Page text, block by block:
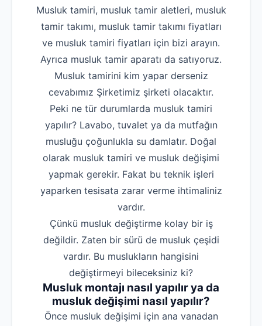
Musluk tamiri, musluk tamir aletleri, musluk
tamir takımı, musluk tamir takımı fiyatları
ve musluk tamiri fiyatları için bizi arayın.
Ayrıca musluk tamir aparatı da satıyoruz.
Musluk tamirini kim yapar derseniz
cevabımız Şirketimiz şirketi olacaktır.
Peki ne tür durumlarda musluk tamiri
yapılır? Lavabo, tuvalet ya da mutfağın
musluğu çoğunlukla su damlatır. Doğal
olarak musluk tamiri ve musluk değişimi
yapmak gerekir. Fakat bu teknik işleri
yaparken tesisata zarar verme ihtimaliniz
vardır.
Çünkü musluk değiştirme kolay bir iş
değildir. Zaten bir sürü de musluk çeşidi
vardır. Bu muslukların hangisini
değiştirmeyi bileceksiniz ki?
Musluk montajı nasıl yapılır ya da
musluk değişimi nasıl yapılır?
‌Önce musluk değişimi için ana vanadan